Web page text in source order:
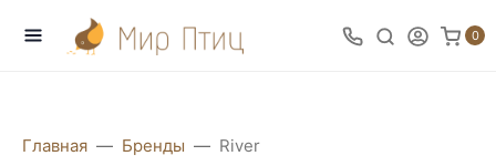
0
Главная Бренды River